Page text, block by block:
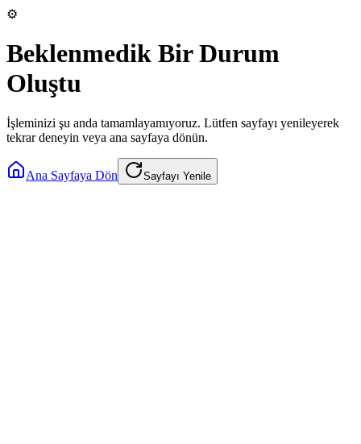
⚙️
Beklenmedik Bir Durum
Oluştu
İşleminizi şu anda tamamlayamıyoruz. Lütfen sayfayı yenileyerek
tekrar deneyin veya ana sayfaya dönün.
Ana Sayfaya Dön Sayfayı Yenile